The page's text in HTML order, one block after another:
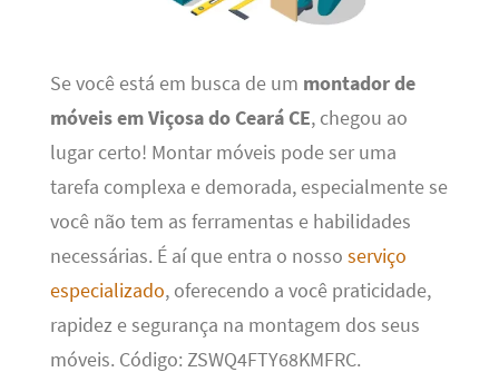
Se você está em busca de um montador de
móveis em Viçosa do Ceará CE, chegou ao
lugar certo! Montar móveis pode ser uma
tarefa complexa e demorada, especialmente se
você não tem as ferramentas e habilidades
necessárias. É aí que entra o nosso serviço
especializado, oferecendo a você praticidade,
rapidez e segurança na montagem dos seus
móveis. Código: ZSWQ4FTY68KMFRC.